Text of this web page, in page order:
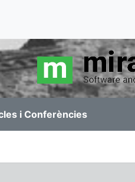
i Conferències